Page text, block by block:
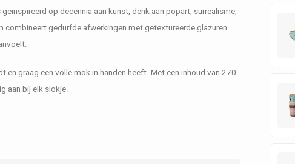
op decennia aan kunst, denk aan popart, surrealisme,
gedurfde afwerkingen met getextureerde glazuren
en graag een volle mok in handen heeft. Met een inhoud van 270
aan bij elk slokje.